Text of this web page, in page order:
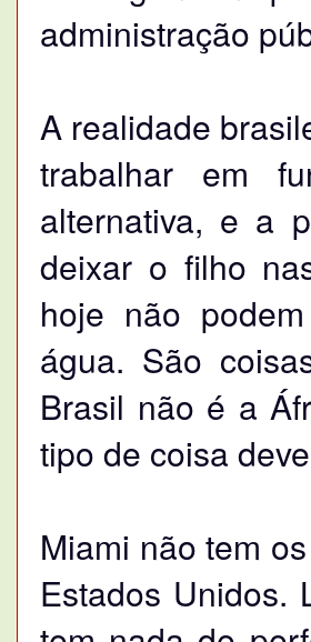
administração
A realidade
trabalhar em
alternativa, e a
deixar o filho
hoje não
água. São
Brasil não é a
tipo de coisa
Miami não tem
Estados Unidos.